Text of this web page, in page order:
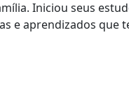
Iniciou seus
e aprendizados que